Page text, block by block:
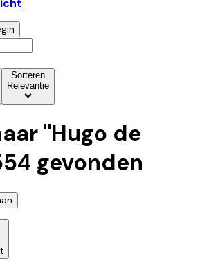
Sorteren
Relevantie
"Hugo de
gevonden